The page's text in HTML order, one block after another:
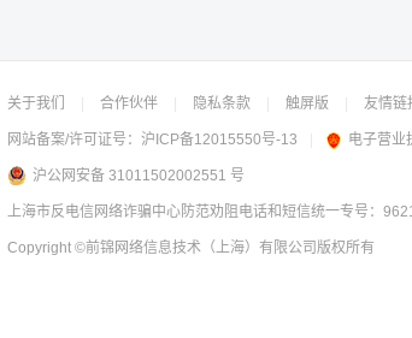
关于我们 合作伙伴 隐私条款 触屏版 友情链
网站备案/许可证号： 沪ICP备12015550号-13 电子营业
沪公网安备 31011502002551 号
上海市反电信网络诈骗中心防范劝阻电话和短信统一专号：
Copyright ©前锦网络信息技术（上海）有限公司 版权所有